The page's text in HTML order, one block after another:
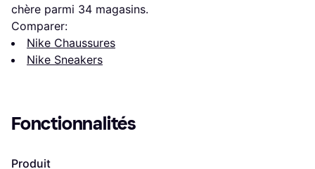
chère parmi 34 magasins.
Comparer:
Nike Chaussures
Nike Sneakers
Fonctionnalités
Produit